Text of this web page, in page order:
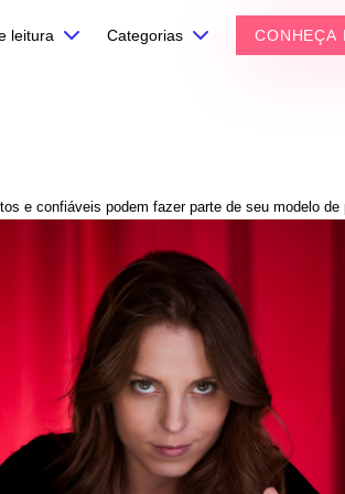
leitura Categorias CONHEÇA
e confiáveis podem fazer parte de seu modelo de